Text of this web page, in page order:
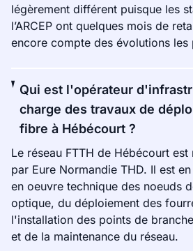
légèrement différent puisque les
l’ARCEP ont quelques mois de
encore compte des évolutions les
Qui est l'opérateur
charge des travaux de
fibre à Hébécourt ?
Le réseau FTTH de Hébécourt
par Eure Normandie THD. Il est
en oeuvre technique des noeuds
optique, du déploiement des
l'installation des points de
et de la maintenance du réseau.